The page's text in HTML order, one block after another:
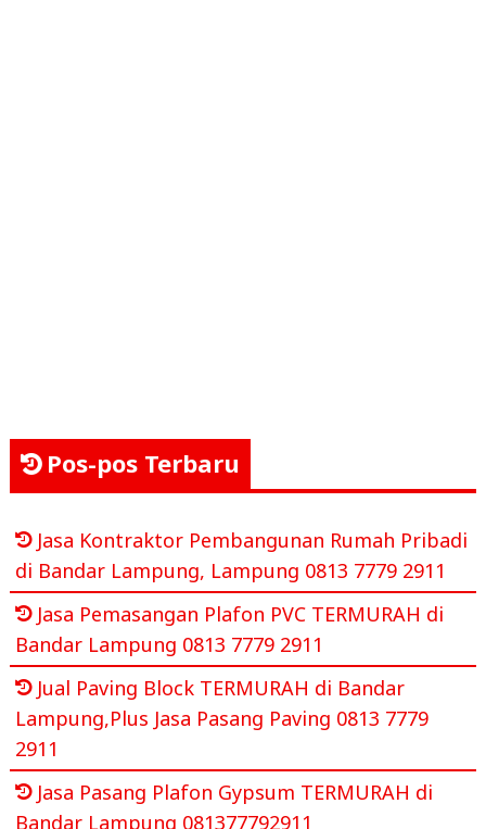
Pos-pos Terbaru
Jasa Kontraktor Pembangunan Rumah Pribadi
di Bandar Lampung, Lampung 0813 7779 2911
Jasa Pemasangan Plafon PVC TERMURAH di
Bandar Lampung 0813 7779 2911
Jual Paving Block TERMURAH di Bandar
Lampung,Plus Jasa Pasang Paving 0813 7779
2911
Jasa Pasang Plafon Gypsum TERMURAH di
Bandar Lampung 081377792911